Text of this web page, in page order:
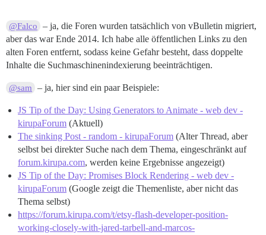
@Falco
– ja, die Foren wurden tatsächlich von vBulletin migriert,
aber das war Ende 2014. Ich habe alle öffentlichen Links zu den
alten Foren entfernt, sodass keine Gefahr besteht, dass doppelte
Inhalte die Suchmaschinenindexierung beeinträchtigen.
@sam – ja, hier sind ein paar Beispiele:
JS Tip of the Day: Using Generators to Animate - web dev -
kirupaForum (Aktuell)
The sinking Post - random - kirupaForum (Alter Thread, aber
selbst bei direkter Suche nach dem Thema, eingeschränkt auf
forum.kirupa.com, werden keine Ergebnisse angezeigt)
JS Tip of the Day: Promises Block Rendering - web dev -
kirupaForum (Google zeigt die Themenliste, aber nicht das
Thema selbst)
https://forum.kirupa.com/t/etsy-flash-developer-position-
working-closely-with-jared-tarbell-and-marcos-